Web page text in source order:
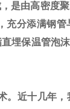
是由高密度
分添满钢管
埋保温管泡
近十几年